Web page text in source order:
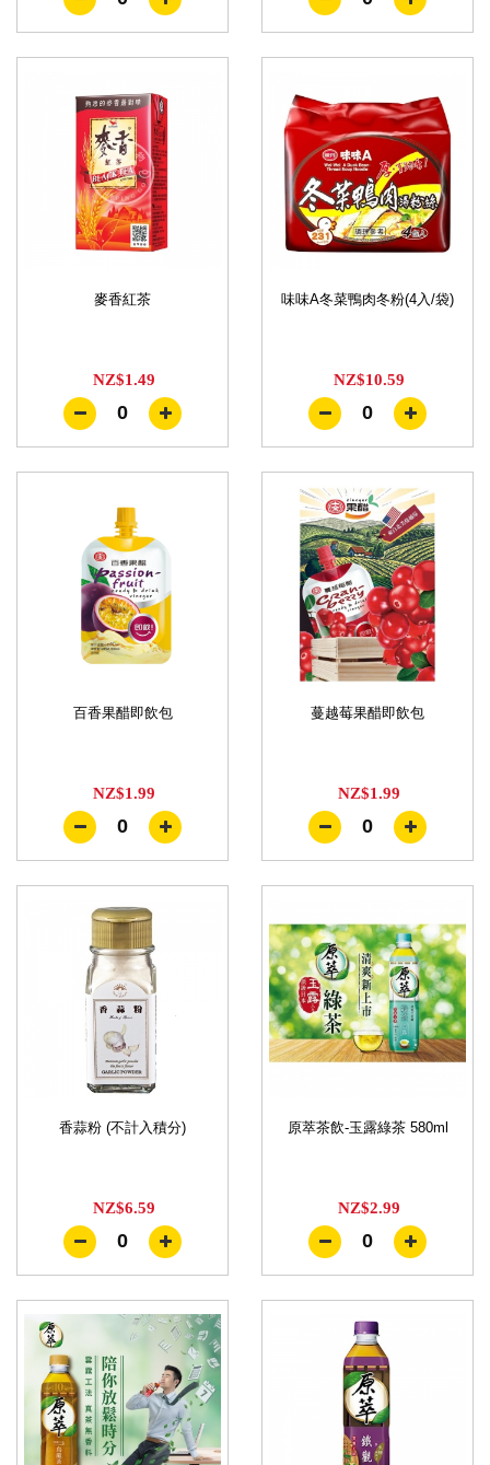
麥香紅茶
NZ$1.49
0
味味A冬菜鴨肉冬粉(4入/袋)
NZ$10.59
0
百香果醋即飲包
NZ$1.99
0
蔓越莓果醋即飲包
NZ$1.99
0
香蒜粉 (不計入積分)
NZ$6.59
0
原萃茶飲-玉露綠茶 580ml
NZ$2.99
0